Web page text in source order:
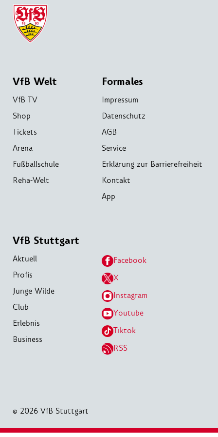
VfB Welt
VfB TV
Shop
Tickets
Arena
Fußballschule
Reha-Welt
Formales
Impressum
Datenschutz
AGB
Service
Erklärung zur Barrierefreiheit
Kontakt
App
VfB Stuttgart
Aktuell
Profis
Junge Wilde
Club
Erlebnis
Business
Facebook
X
Instagram
Youtube
Tiktok
RSS
© 2026 VfB Stuttgart